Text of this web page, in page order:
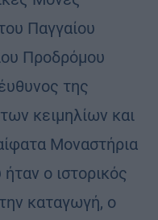
Παγγαίου
Προδρόμου
της
κειμηλίων και
Μοναστήρια
ο ιστορικός
καταγωγή, ο